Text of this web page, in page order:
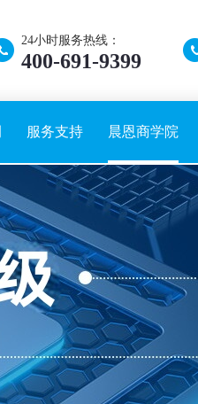
24小时服务热线：
400-691-9399
服务支持 晨恩商学院